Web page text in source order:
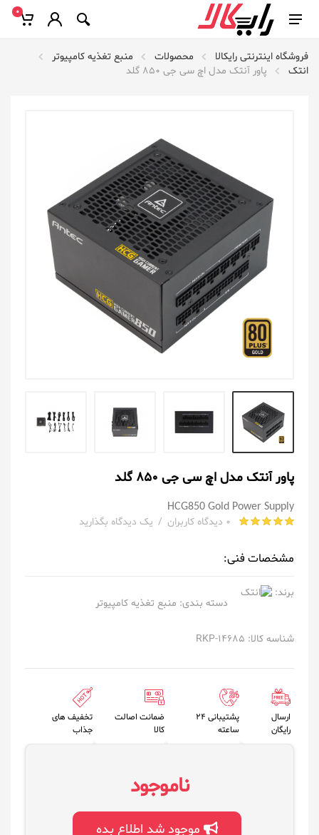
0
فروشگاه اینترنتی رایکالا محصولات
منبع تغذیه کامپیوتر
انتک
پاور آنتک مدل اچ سی جی 850 گلد
پاور آنتک مدل اچ سی جی 850 گلد
HCG850 Gold Power Supply
0 دیدگاه کاربران / یک دیدگاه بگذارید
مشخصات فنی:
برند:
دسته بندی: منبع تغذیه کامپیوتر
شناسه کالا: RKP-14685
ارسال
رایگان
پشتیبانی 24
ساعته
ضمانت اصالت
کالا
تخفیف های
جذاب
ناموجود
موجود شد اطلاع بده